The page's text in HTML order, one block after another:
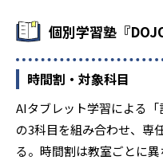
個別学習塾『
時間割・対象科目
AIタブレット学習による「
の3科目を組み合わせ、専
る。時間割は教室ごとに